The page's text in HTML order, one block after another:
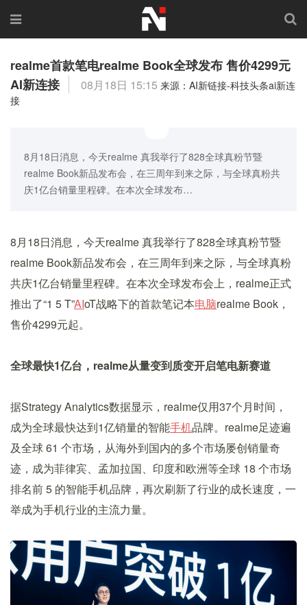
realme首款笔电realme Book全球发布 售价4299元
AI新连接
08月18日 15:15 来源：AI新链接-科技头条ai新连
接
8月18日消息，今天realme 真我举行了828全球真粉节暨
realme Book新品发布会，在三周年到来之际，与全球真粉共
庆1亿台销量里程碑。在本次全球发布…
8月18日消息，今天realme 真我举行了828全球真粉节暨
realme Book新品发布会，在三周年到来之际，与全球真粉
共庆1亿台销量里程碑。在本次全球发布会上，realme正式
推出了“1 5 T”AIoT战略下的首款笔记本电脑realme Book，
售价4299元起。
全球最快1亿台，realme从量变到质变开启笔电新赛道
据Strategy Analytics数据显示，realme仅用37个月时间，
成为全球最快达到1亿销量的智能手机品牌。realme足迹遍
及全球 61 个市场，从海外到国内的多个市场屡创销量奇
迹，成为菲律宾、孟加拉国、印度和欧洲等全球 18 个市场
排名前 5 的智能手机品牌，再次刷新了行业的成长速度，一
举成为手机行业的主流力量。